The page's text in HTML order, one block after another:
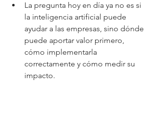
La pregunta hoy en día ya no es si
la inteligencia artificial puede
ayudar a las empresas, sino dónde
puede aportar valor primero,
cómo implementarla
correctamente y cómo medir su
impacto.